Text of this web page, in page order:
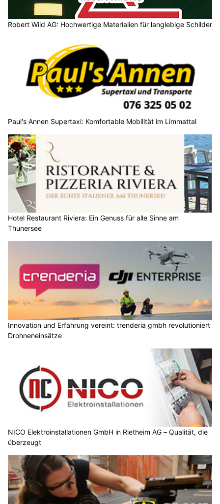
Robert Wild AG: Hochwertige Materialien für langlebige Schilder
Paul's Annen Supertaxi: Komfortable Mobilität im Limmattal
Hotel Restaurant Riviera: Ein Genuss für alle Sinne am
Thunersee
Innovation und Erfahrung vereint: trenderia gmbh revolutioniert
Drohneneinsätze
NICO Elektroinstallationen GmbH in Rietheim AG – Qualität, die
überzeugt